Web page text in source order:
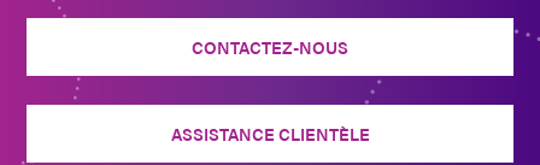
CONTACTEZ-NOUS
ASSISTANCE CLIENTÈLE